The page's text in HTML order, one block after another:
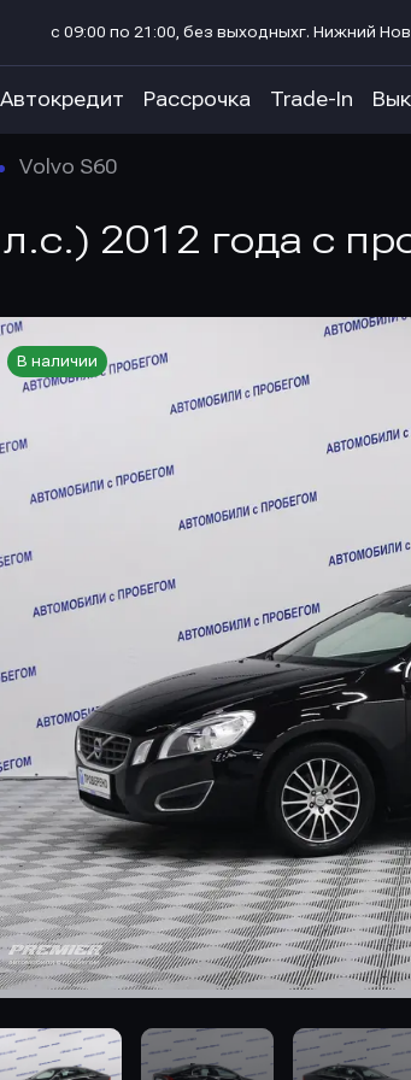
с 09:00 по 21:00, без выходныхг. Нижний
Автокредит Рассрочка Trade-In
Volvo S60
2012 года с
В наличии